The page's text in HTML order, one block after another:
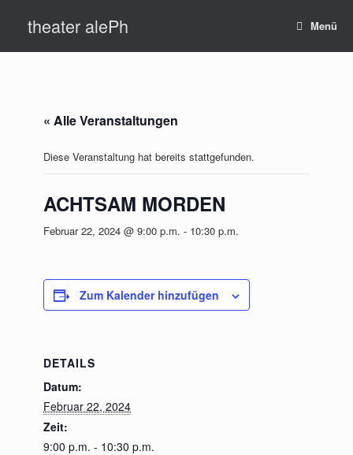
springentheater alePh Menü
« Alle Veranstaltungen
Diese Veranstaltung hat bereits stattgefunden.
ACHTSAM MORDEN
Februar 22, 2024 @ 9:00 p.m. - 10:30 p.m.
Zum Kalender hinzufügen
DETAILS
Datum:
Februar 22, 2024
Zeit:
9:00 p.m. - 10:30 p.m.